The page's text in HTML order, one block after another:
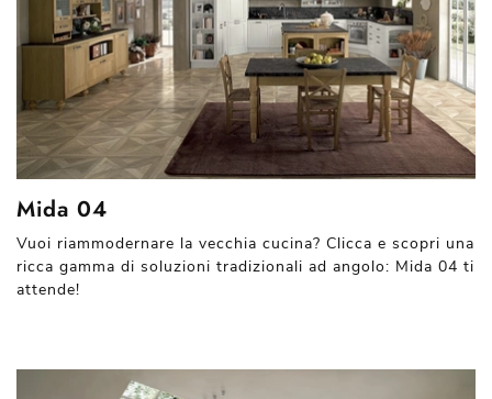
Mida 04
Vuoi riammodernare la vecchia cucina? Clicca e scopri una
ricca gamma di soluzioni tradizionali ad angolo: Mida 04 ti
attende!